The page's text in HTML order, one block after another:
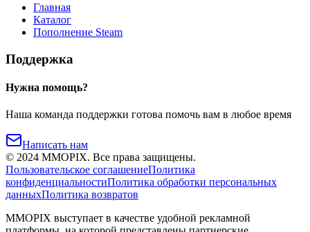
Главная
Каталог
Пополнение Steam
Поддержка
Нужна помощь?
Наша команда поддержки готова помочь вам в любое время
Написать нам
© 2024 MMOPIX. Все права защищены.
Пользовательское соглашениеПолитика
конфиденциальностиПолитика обработки персональных
данныхПолитика возвратов
MMOPIX выступает в качестве удобной рекламной